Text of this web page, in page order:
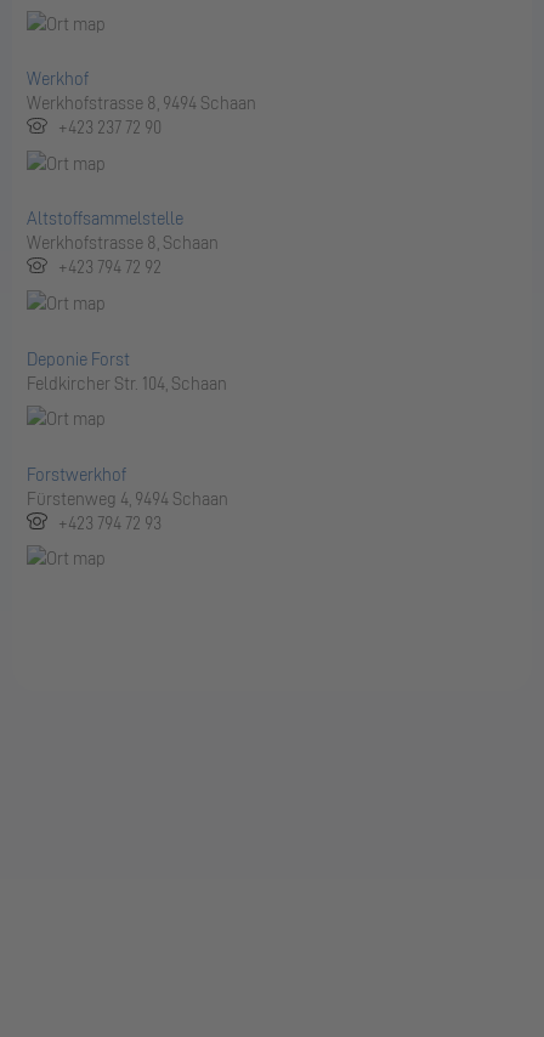
Werkhof
Werkhofstrasse 8, 9494 Schaan
+423 237 72 90
Altstoffsammelstelle
Werkhofstrasse 8, Schaan
+423 794 72 92
Deponie Forst
Feldkircher Str. 104, Schaan
Forstwerkhof
Fürstenweg 4, 9494 Schaan
+423 794 72 93